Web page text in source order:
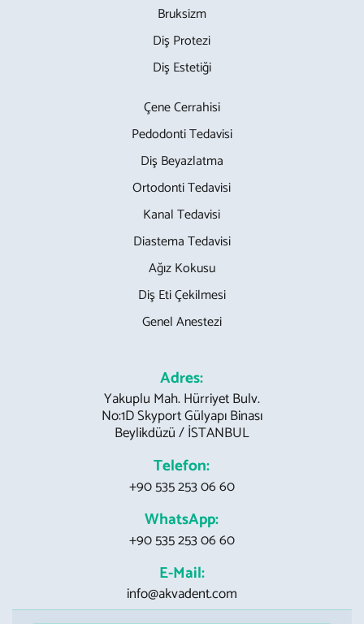
Bruksizm
Diş Protezi
Diş Estetiği
Çene Cerrahisi
Pedodonti Tedavisi
Diş Beyazlatma
Ortodonti Tedavisi
Kanal Tedavisi
Diastema Tedavisi
Ağız Kokusu
Diş Eti Çekilmesi
Genel Anestezi
Adres:
Yakuplu Mah. Hürriyet Bulv.
No:1D Skyport Gülyapı Binası
Beylikdüzü / İSTANBUL
Telefon:
+90 535 253 06 60
WhatsApp:
+90 535 253 06 60
E-Mail:
info@akvadent.com